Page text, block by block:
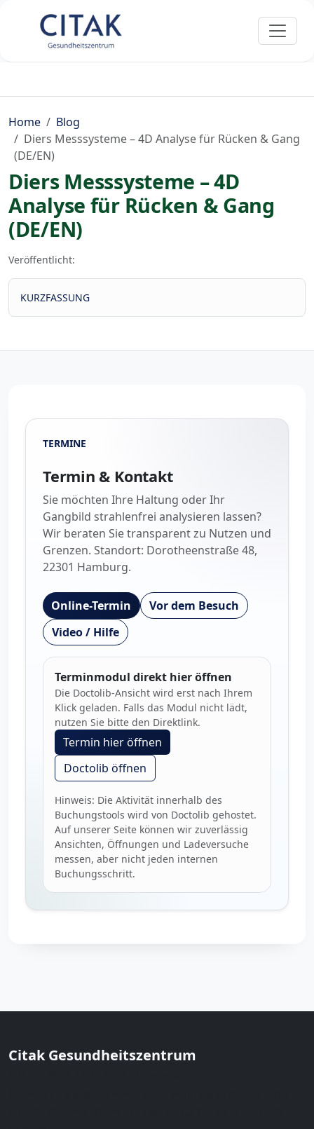
Home
Blog
Diers Messsysteme – 4D Analyse für Rücken & Gang
(DE/EN)
Diers Messsysteme – 4D
Analyse für Rücken & Gang
(DE/EN)
Veröffentlicht:
KURZFASSUNG
TERMINE
Termin & Kontakt
Sie möchten Ihre Haltung oder Ihr
Gangbild strahlenfrei analysieren lassen?
Wir beraten Sie transparent zu Nutzen und
Grenzen. Standort: Dorotheenstraße 48,
22301 Hamburg.
Online-Termin
Vor dem Besuch
Video / Hilfe
Terminmodul direkt hier öffnen
Die Doctolib-Ansicht wird erst nach Ihrem
Klick geladen. Falls das Modul nicht lädt,
nutzen Sie bitte den Direktlink.
Termin hier öffnen
Doctolib öffnen
Hinweis: Die Aktivität innerhalb des
Buchungstools wird von Doctolib gehostet.
Auf unserer Seite können wir zuverlässig
Ansichten, Öffnungen und Ladeversuche
messen, aber nicht jeden internen
Buchungsschritt.
Citak Gesundheitszentrum